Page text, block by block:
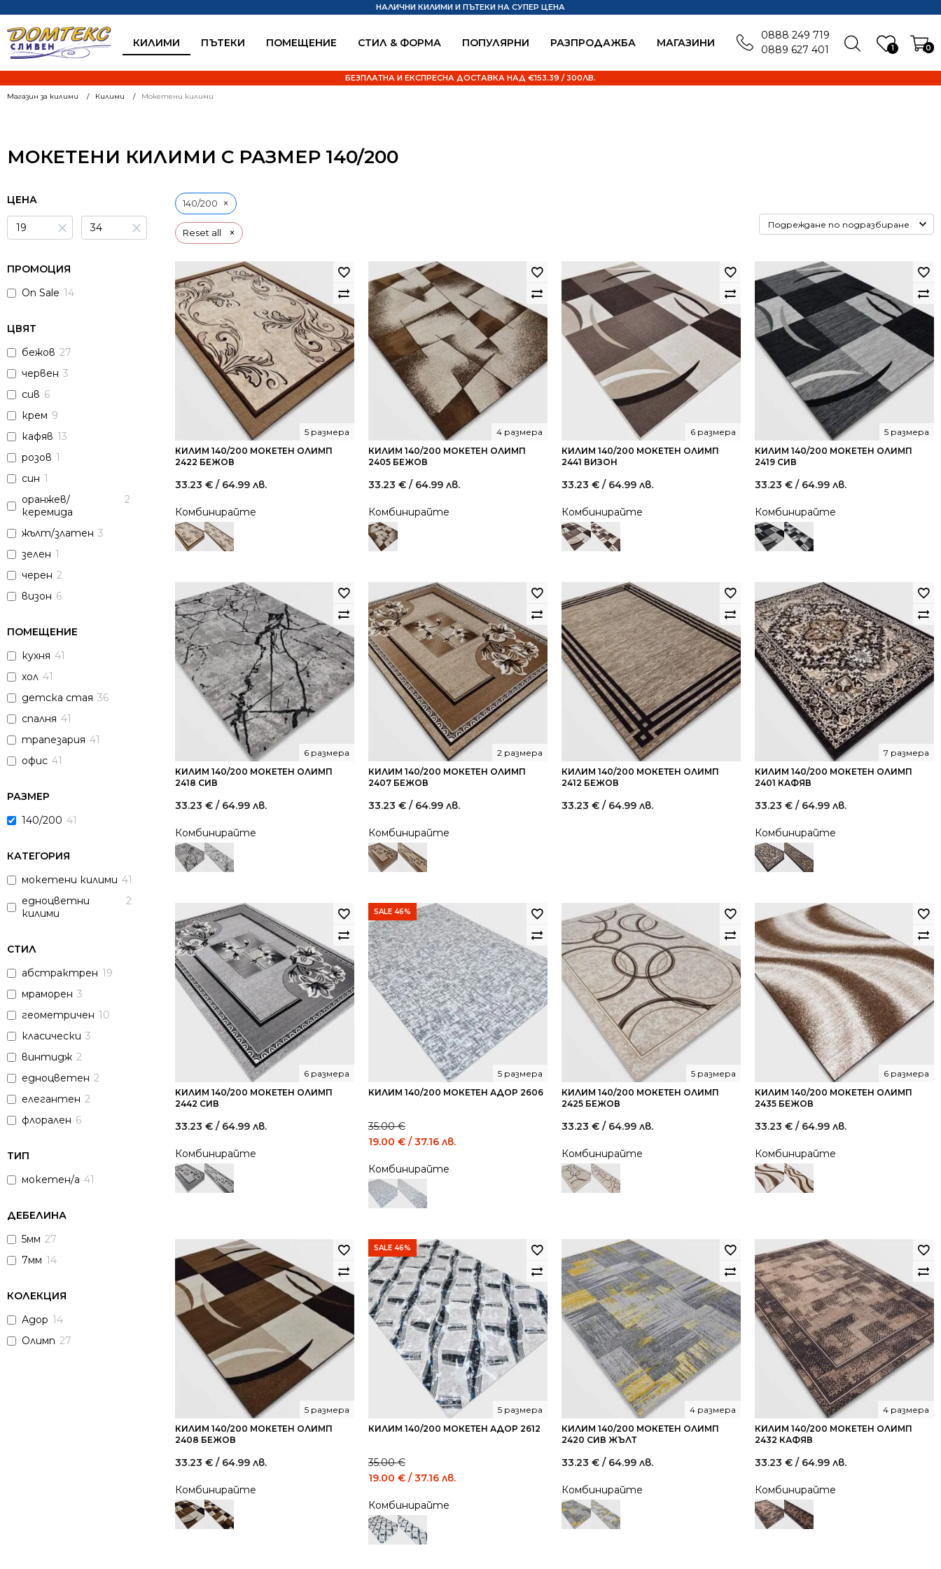
КИЛИМИ ПЪТЕКИ ПОМЕЩЕНИЕ СТИЛ & ФОРМА ПОПУЛЯРНИ РАЗПРОДАЖБА MАГАЗИНИ 1 0
НАЛИЧНИ КИЛИМИ И ПЪТЕКИ НА СУПЕР ЦЕНА
БЕЗПЛАТНА И ЕКСПРЕСНА ДОСТАВКА НАД €153.39 / 300ЛВ.
0888 249 719
0889 627 401
Магазин за килими Килими Мокетени килими
МОКЕТЕНИ КИЛИМИ С РАЗМЕР 140/200
ЦЕНА
× ×
ПРОМОЦИЯ
On Sale 14
ЦВЯТ
бежов 27
червен 3
сив 6
крем 9
кафяв 13
розов 1
син 1
оранжев/
керемида
2
жълт/златен 3
зелен 1
черен 2
визон 6
ПОМЕЩЕНИЕ
кухня 41
хол 41
детска стая 36
спалня 41
трапезария 41
офис 41
РАЗМЕР
140/200 41
КАТЕГОРИЯ
мокетени килими 41
едноцветни
килими
2
СТИЛ
абстрактрен 19
мраморен 3
геометричен 10
класически 3
винтидж 2
едноцветен 2
елегантен 2
флорален 6
ТИП
мокетен/а 41
ДЕБЕЛИНА
5мм 27
7мм 14
КОЛЕКЦИЯ
Адор 14
Олимп 27
Reset all ×
140/200 ×
КИЛИМ 140/200 МОКЕТЕН ОЛИМП
2422 БЕЖОВ
5 размера
33.23 € / 64.99 лв.
Комбинирайте
КИЛИМ 140/200 МОКЕТЕН ОЛИМП
2405 БЕЖОВ
4 размера
33.23 € / 64.99 лв.
Комбинирайте
КИЛИМ 140/200 МОКЕТЕН ОЛИМП
2441 ВИЗОН
6 размера
33.23 € / 64.99 лв.
Комбинирайте
КИЛИМ 140/200 МОКЕТЕН ОЛИМП
2419 СИВ
5 размера
33.23 € / 64.99 лв.
Комбинирайте
КИЛИМ 140/200 МОКЕТЕН ОЛИМП
2418 СИВ
6 размера
33.23 € / 64.99 лв.
Комбинирайте
КИЛИМ 140/200 МОКЕТЕН ОЛИМП
2407 БЕЖОВ
2 размера
33.23 € / 64.99 лв.
Комбинирайте
КИЛИМ 140/200 МОКЕТЕН ОЛИМП
2412 БЕЖОВ
33.23 € / 64.99 лв.
КИЛИМ 140/200 МОКЕТЕН ОЛИМП
2401 КАФЯВ
7 размера
33.23 € / 64.99 лв.
Комбинирайте
КИЛИМ 140/200 МОКЕТЕН ОЛИМП
2442 СИВ
6 размера
33.23 € / 64.99 лв.
Комбинирайте
SALE 46%
КИЛИМ 140/200 МОКЕТЕН АДОР 2606
5 размера
35.00€
Original
was:
35.00 €
/
19.00 € / 37.16 лв.
Комбинирайте
КИЛИМ 140/200 МОКЕТЕН ОЛИМП
2425 БЕЖОВ
5 размера
33.23 € / 64.99 лв.
Комбинирайте
КИЛИМ 140/200 МОКЕТЕН ОЛИМП
2435 БЕЖОВ
6 размера
33.23 € / 64.99 лв.
Комбинирайте
КИЛИМ 140/200 МОКЕТЕН ОЛИМП
2408 БЕЖОВ
5 размера
33.23 € / 64.99 лв.
Комбинирайте
SALE 46%
КИЛИМ 140/200 МОКЕТЕН АДОР 2612
5 размера
35.00€
Original
was:
35.00 €
/
19.00 € / 37.16 лв.
Комбинирайте
КИЛИМ 140/200 МОКЕТЕН ОЛИМП
2420 СИВ ЖЪЛТ
4 размера
33.23 € / 64.99 лв.
Комбинирайте
КИЛИМ 140/200 МОКЕТЕН ОЛИМП
2432 КАФЯВ
4 размера
33.23 € / 64.99 лв.
Комбинирайте